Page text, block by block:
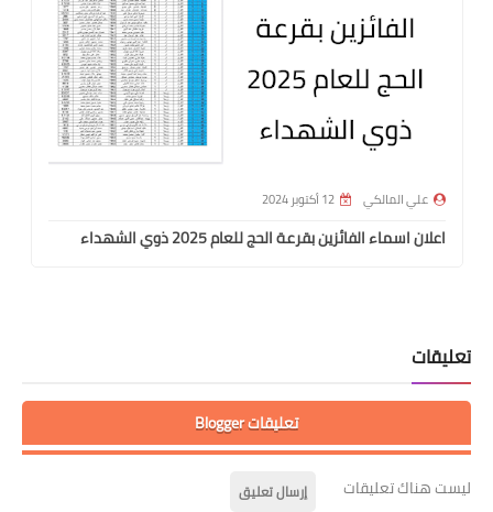
علي المالكي 12 أكتوبر 2024
اعلان اسماء الفائزين بقرعة الحج للعام 2025 ذوي الشهداء
تعليقات
تعليقات Blogger
ليست هناك تعليقات إرسال تعليق